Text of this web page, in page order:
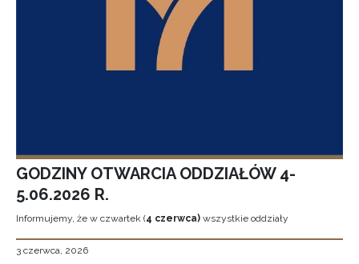
GODZINY OTWARCIA ODDZIAŁÓW 4-
5.06.2026 R.
Informujemy, że w czwartek (4 czerwca) wszystkie oddziały
3 czerwca, 2026